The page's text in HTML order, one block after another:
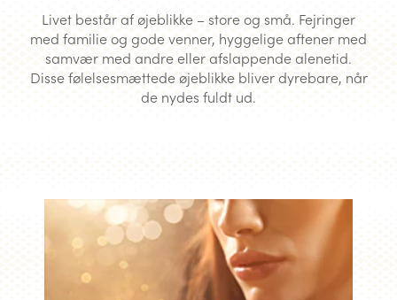
Livet består af øjeblikke – store og små. Fejringer
med familie og gode venner, hyggelige aftener med
samvær med andre eller afslappende alenetid.
Disse følelsesmættede øjeblikke bliver dyrebare, når
de nydes fuldt ud.